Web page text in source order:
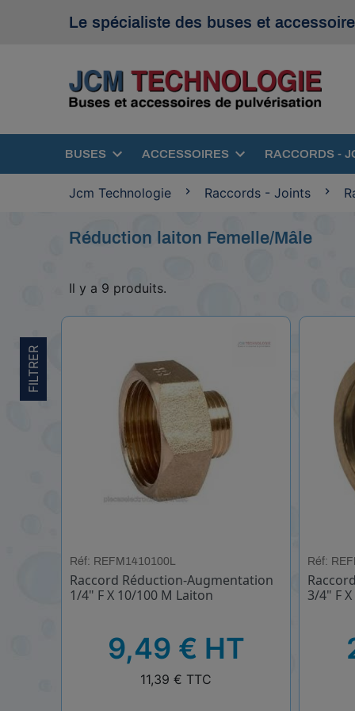
Le spécialiste des buses et
BUSES ACCESSOIRES RACCORDS -
Jcm Technologie Raccords - Joints
Réduction laiton Femelle/Mâle
FILTRER
Il y a 9 produits.
Réf: REFM1410100L
Raccord Réduction-Augmentation
1/4" F X 10/100 M Laiton
9,49 € HT
11,39 € TTC
Réf:
3/4" F